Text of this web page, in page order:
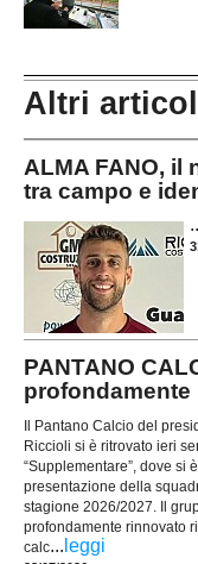
Altri
ALMA FANO, il
tra campo e
PANTANO
profondamente
Il Pantano Calcio del
Riccioli si è ritrovato ieri
“Supplementare”, dove si
presentazione della
stagione 2026/2027. Il
profondamente rinnovato
calc... leggi